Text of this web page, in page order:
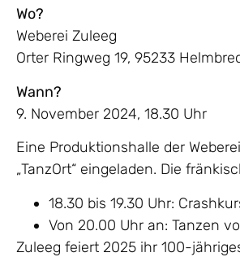
Wo?
Weberei Zuleeg
Orter Ringweg 19, 95233
Wann?
9. November 2024, 18.30 Uhr
Eine Produktionshalle der
„TanzOrt“ eingeladen. Die
18.30 bis 19.30 Uhr:
Von 20.00 Uhr an: Tanzen
Zuleeg feiert 2025 ihr 100-